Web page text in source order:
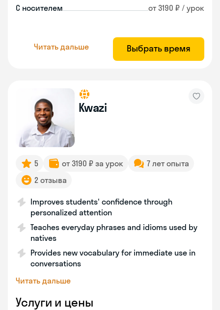
С носителем от 3190 ₽ / урок
Читать дальше Выбрать время
Kwazi
5 от 3190 ₽ за урок
7 лет опыта
2 отзыва
Improves students' confidence through
personalized attention
Teaches everyday phrases and idioms used by
natives
Provides new vocabulary for immediate use in
conversations
Читать дальше
Услуги и цены